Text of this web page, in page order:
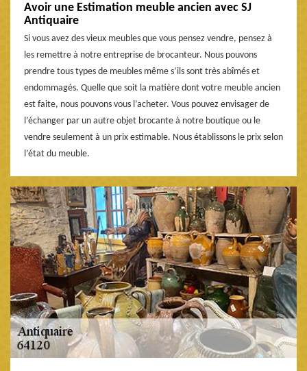
Avoir une Estimation meuble ancien avec SJ
Antiquaire
Si vous avez des vieux meubles que vous pensez vendre, pensez à
les remettre à notre entreprise de brocanteur. Nous pouvons
prendre tous types de meubles même s’ils sont très abîmés et
endommagés. Quelle que soit la matière dont votre meuble ancien
est faite, nous pouvons vous l’acheter. Vous pouvez envisager de
l’échanger par un autre objet brocante à notre boutique ou le
vendre seulement à un prix estimable. Nous établissons le prix selon
l’état du meuble.